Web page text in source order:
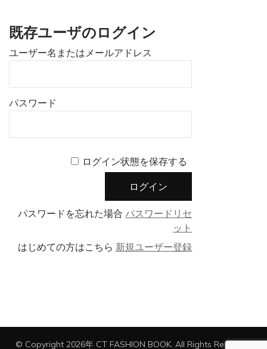
既存ユーザのログイン
ユーザー名またはメールアドレス
パスワード
ログイン状態を保存する
パスワードを忘れた場合パスワードリセ
ット
はじめての方はこちら 新規ユーザー登録
© Copyright 2026年 CT FASHION BOOK. All Rights Reserved.